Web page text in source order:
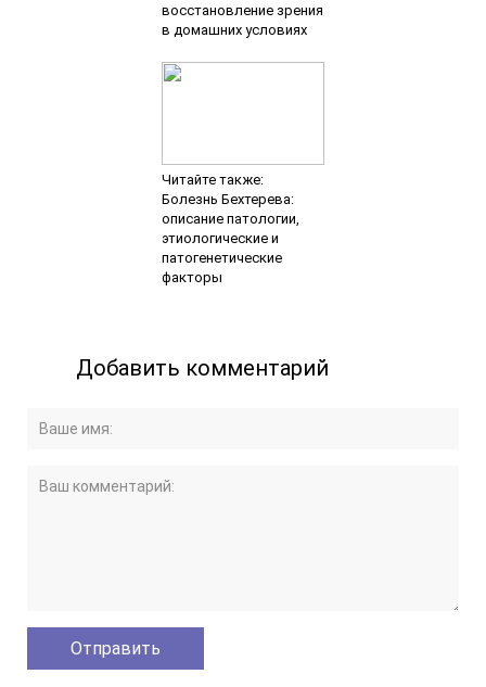
восстановление зрения
в домашних условиях
Читайте также:
Болезнь Бехтерева:
описание патологии,
этиологические и
патогенетические
факторы
Добавить комментарий